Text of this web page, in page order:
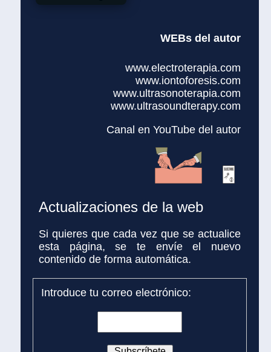
WEBs del autor
www.electroterapia.com
www.iontoforesis.com
www.ultrasonoterapia.com
www.ultrasoundterapy.com
Canal en YouTube del autor
Actualizaciones de la web
Si quieres que cada vez que se actualice
esta página, se te envíe el nuevo
contenido de forma automática.
Introduce tu correo electrónico: